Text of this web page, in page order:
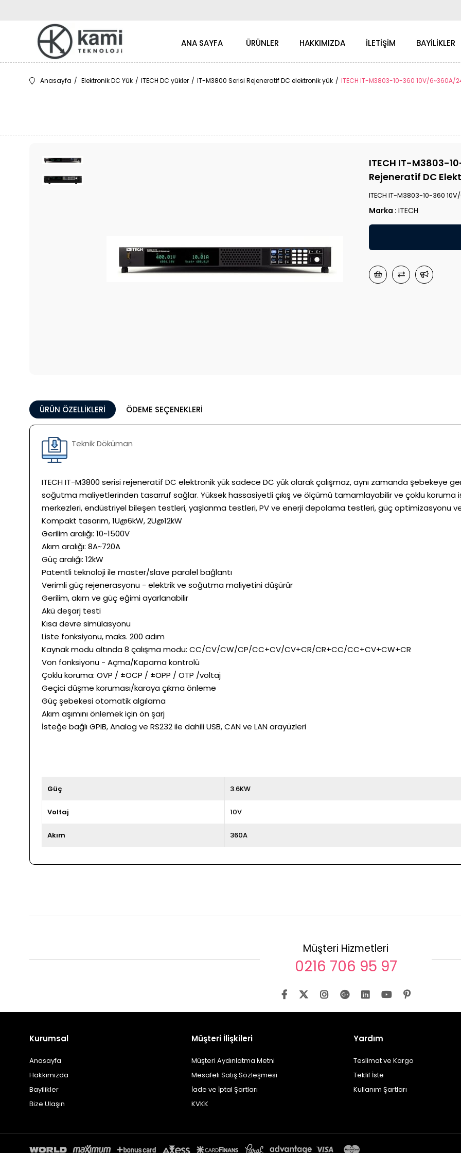
ANA SAYFA ÜRÜNLER HAKKIMIZDA İLETİŞİM BAYİLİKLER
Anasayfa Elektronik DC Yük ITECH DC yükler IT-M3800 Serisi Rejeneratif DC elektronik yük ITECH IT-M3803-10-360 10V/6~360A/
ITECH IT-M3803-
Rejeneratif DC
ITECH IT-M3803-10-360
Marka : ITECH
ÜRÜN ÖZELLIKLERI ÖDEME SEÇENEKLERI
Teknik Döküman
ITECH IT-M3800 serisi rejeneratif DC elektronik yük sadece DC yük olarak çalışmaz, aynı zamanda şebekeye
soğutma maliyetlerinden tasarruf sağlar. Yüksek hassasiyetli çıkış ve ölçümü tamamlayabilir ve çoklu
merkezleri, endüstriyel bileşen testleri, yaşlanma testleri, PV ve enerji depolama testleri, güç optimizasyonu
Kompakt tasarım, 1U@6kW, 2U@12kW
Gerilim aralığı: 10~1500V
Akım aralığı: 8A~720A
Güç aralığı: 12kW
Patentli teknoloji ile master/slave paralel bağlantı
Verimli güç rejenerasyonu - elektrik ve soğutma maliyetini düşürür
Gerilim, akım ve güç eğimi ayarlanabilir
Akü deşarj testi
Kısa devre simülasyonu
Liste fonksiyonu, maks. 200 adım
Kaynak modu altında 8 çalışma modu: CC/CV/CW/CP/CC+CV/CV+CR/CR+CC/CC+CV+CW+CR
Von fonksiyonu - Açma/Kapama kontrolü
Çoklu koruma: OVP / ±OCP / ±OPP / OTP /voltaj
Geçici düşme koruması/karaya çıkma önleme
Güç şebekesi otomatik algılama
Akım aşımını önlemek için ön şarj
İsteğe bağlı GPIB, Analog ve RS232 ile dahili USB, CAN ve LAN arayüzleri
Güç 3.6KW
Voltaj 10V
Akım 360A
Müşteri Hizmetleri
0216 706 95 97
Kurumsal
Anasayfa
Hakkımızda
Bayilikler
Bize Ulaşın
Müşteri İlişkileri
Müşteri Aydınlatma Metni
Mesafeli Satış Sözleşmesi
İade ve İptal Şartları
KVKK
Yardım
Teslimat ve Kargo
Teklif İste
Kullanım Şartları